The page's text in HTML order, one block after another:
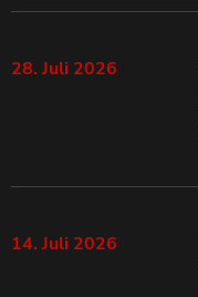
28. Juli 2026
14. Juli 2026